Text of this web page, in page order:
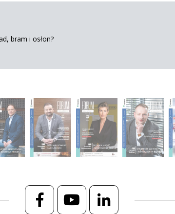
bram i osłon?
FacebookYouTube
LinkedIn